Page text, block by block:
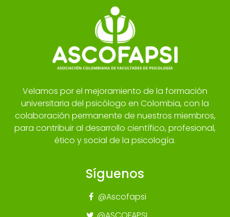
Velamos por el mejoramiento de la formación
universitaria del psicólogo en Colombia, con la
colaboración permanente de nuestros miembros,
para contribuir al desarrollo científico, profesional,
ético y social de la psicología.
Síguenos
@Ascofapsi